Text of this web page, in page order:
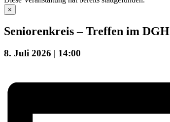
×
Seniorenkreis – Treffen im DGH
8. Juli 2026 | 14:00